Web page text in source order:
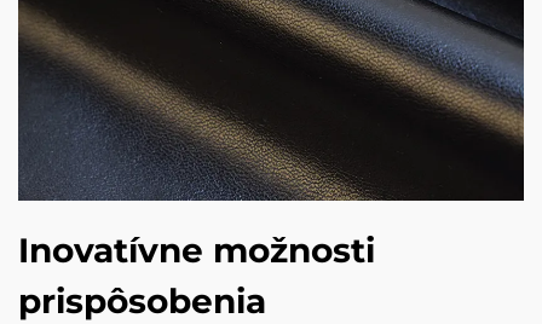
Inovatívne možnosti
prispôsobenia